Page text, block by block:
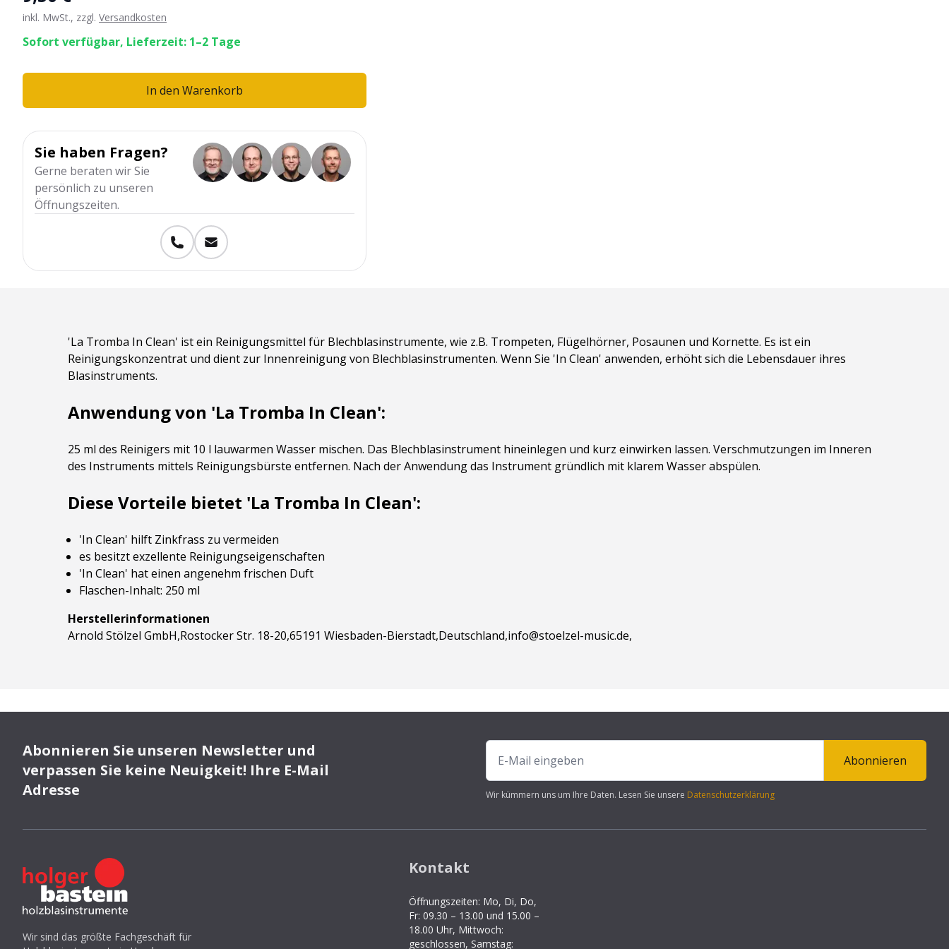
inkl. MwSt., zzgl. Versandkosten
Sofort verfügbar, Lieferzeit: 1–2 Tage
In den Warenkorb
Sie haben Fragen?
Gerne beraten wir Sie
persönlich zu unseren
Öffnungszeiten.
'La Tromba In Clean' ist ein Reinigungsmittel für Blechblasinstrumente, wie z.B. Trompeten, Flügelhörner, Posaunen und Kornette. Es ist ein
Reinigungskonzentrat und dient zur Innenreinigung von Blechblasinstrumenten. Wenn Sie 'In Clean' anwenden, erhöht sich die Lebensdauer ihres
Blasinstruments.
Anwendung von 'La Tromba In Clean':
25 ml des Reinigers mit 10 l lauwarmen Wasser mischen. Das Blechblasinstrument hineinlegen und kurz einwirken lassen. Verschmutzungen im Inneren
des Instruments mittels Reinigungsbürste entfernen. Nach der Anwendung das Instrument gründlich mit klarem Wasser abspülen.
Diese Vorteile bietet 'La Tromba In Clean':
'In Clean' hilft Zinkfrass zu vermeiden
es besitzt exzellente Reinigungseigenschaften
'In Clean' hat einen angenehm frischen Duft
Flaschen-Inhalt: 250 ml
Herstellerinformationen
Arnold Stölzel GmbH,Rostocker Str. 18-20,65191 Wiesbaden-Bierstadt,Deutschland,info@stoelzel-music.de,
Abonnieren Sie unseren Newsletter und
verpassen Sie keine Neuigkeit! Ihre E-Mail
Adresse
Abonnieren
Wir kümmern uns um Ihre Daten. Lesen Sie unsere Datenschutzerklärung
Wir sind das größte Fachgeschäft für
Kontakt
Öffnungszeiten: Mo, Di, Do,
Fr: 09.30 – 13.00 und 15.00 –
18.00 Uhr, Mittwoch:
geschlossen, Samstag: